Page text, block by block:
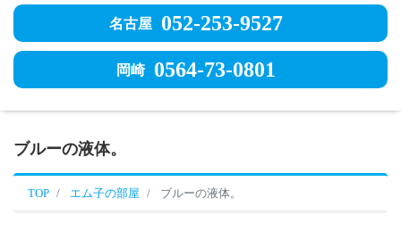
名古屋 052-253-9527
岡崎 0564-73-0801
ブルーの液体。
TOP エム子の部屋 ブルーの液体。